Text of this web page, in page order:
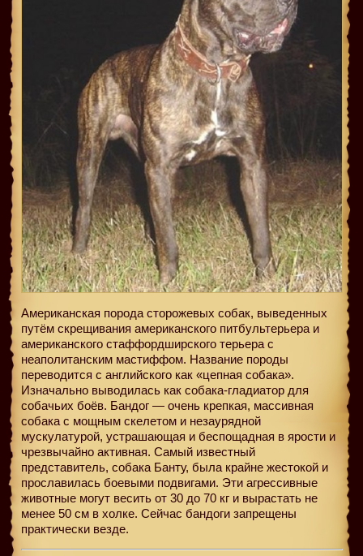
Американская порода сторожевых собак, выведенных
путём скрещивания американского питбультерьера и
американского стаффордширского терьера с
неаполитанским мастиффом. Название породы
переводится с английского как «цепная собака».
Изначально выводилась как собака-гладиатор для
собачьих боёв. Бандог — очень крепкая, массивная
собака с мощным скелетом и незаурядной
мускулатурой, устрашающая и беспощадная в ярости и
чрезвычайно активная. Самый известный
представитель, собака Банту, была крайне жестокой и
прославилась боевыми подвигами. Эти агрессивные
животные могут весить от 30 до 70 кг и вырастать не
менее 50 см в холке. Сейчас бандоги запрещены
практически везде.